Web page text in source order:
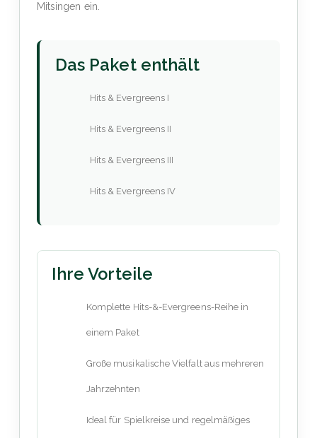
Mitsingen ein.
Das Paket enthält
Hits & Evergreens I
Hits & Evergreens II
Hits & Evergreens III
Hits & Evergreens IV
Ihre Vorteile
Komplette Hits-&-Evergreens-Reihe in
einem Paket
Große musikalische Vielfalt aus mehreren
Jahrzehnten
Ideal für Spielkreise und regelmäßiges